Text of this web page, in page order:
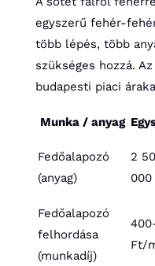
egyszerű fehér-
több lépés, több
szükséges hozzá.
budapesti piaci
Munka / anyag
Fedőalapozó
(anyag)
2
Fedőalapozó
felhordása
(munkadíj)
Ft/